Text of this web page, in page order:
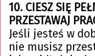
10. CIESZ SIĘ
PRZESTAWAJ
Jeśli jesteś w
nie musisz